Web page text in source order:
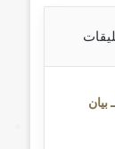
بيان